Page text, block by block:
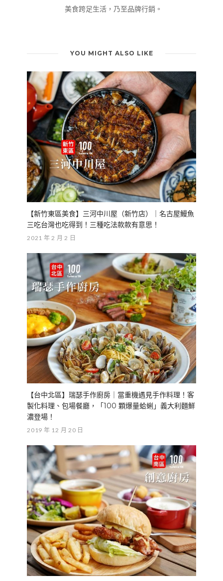
美食跨足生活，乃至品牌行銷。
YOU MIGHT ALSO LIKE
【新竹東區美食】三河中川屋（新竹店）｜名古屋鰻魚
三吃台灣也吃得到！三種吃法款款有意思！
2021 年 2 月 2 日
【台中北區】瑞瑟手作廚房｜當重機遇見手作料理！客
製化料理、包場餐廳，「100 顆爆量蛤蜊」義大利麵鮮
濃登場！
2019 年 12 月 20 日